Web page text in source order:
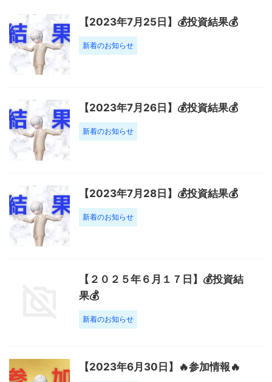
【2023年7月25日】💰投資結果💰
新着のお知らせ
【2023年7月26日】💰投資結果💰
新着のお知らせ
【2023年7月28日】💰投資結果💰
新着のお知らせ
【２０２５年６月１７日】💰投資結
果💰
新着のお知らせ
【2023年6月30日】🔥参加情報🔥